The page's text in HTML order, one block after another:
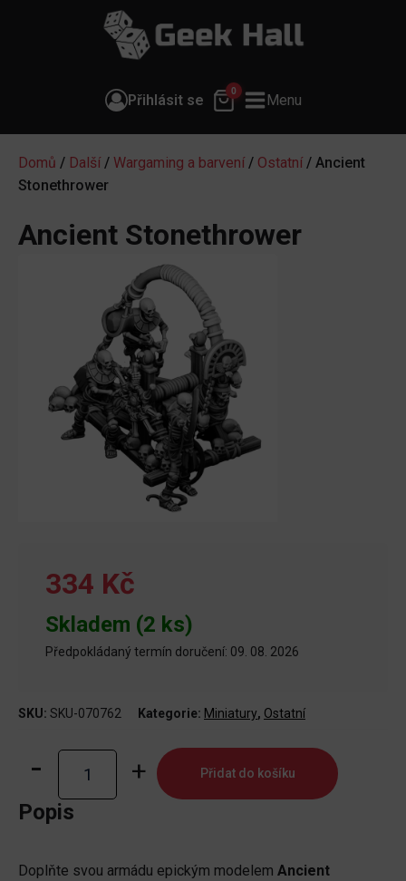
Přihlásit se
0
Menu
Domů / Další / Wargaming a barvení / Ostatní / Ancient
Stonethrower
Ancient Stonethrower
334 Kč
Skladem (2 ks)
Předpokládaný termín doručení: 09. 08. 2026
SKU: SKU-070762 Kategorie: Miniatury, Ostatní
Ancient
Stonethrower
množství
Přidat do košíku
Popis
Doplňte svou armádu epickým modelem Ancient